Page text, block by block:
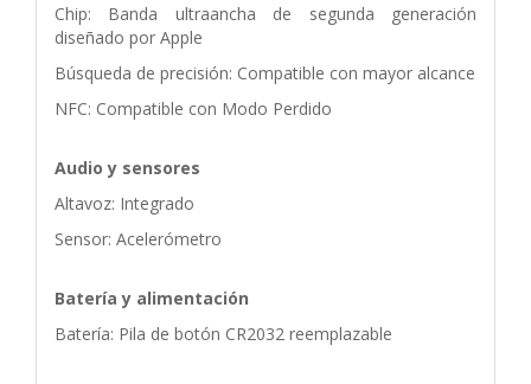
Chip: Banda ultraancha de segunda generación
diseñado por Apple
Búsqueda de precisión: Compatible con mayor alcance
NFC: Compatible con Modo Perdido
Audio y sensores
Altavoz: Integrado
Sensor: Acelerómetro
Batería y alimentación
Batería: Pila de botón CR2032 reemplazable